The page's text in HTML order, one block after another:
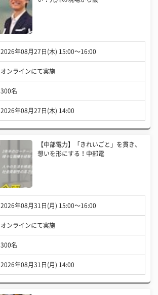
2026年08月27日(木) 15:00〜16:00
オンラインにて実施
300名
2026年08月27日(木) 14:00
【中部電力】「きれいごと」を貫き、
想いを形にする！中部電
2026年08月31日(月) 15:00〜16:00
オンラインにて実施
300名
2026年08月31日(月) 14:00